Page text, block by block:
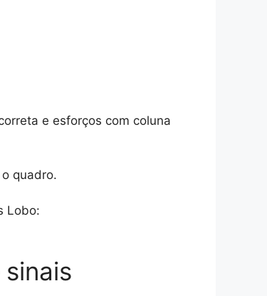
e esforços com coluna
quadro.
Lobo: